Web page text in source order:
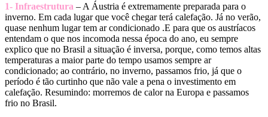
1- Infraestrutura – A Áustria é extremamente preparada para o
inverno. Em cada lugar que você chegar terá calefação. Já no verão,
quase nenhum lugar tem ar condicionado .E para que os austríacos
entendam o que nos incomoda nessa época do ano, eu sempre
explico que no Brasil a situação é inversa, porque, como temos altas
temperaturas a maior parte do tempo usamos sempre ar
condicionado; ao contrário, no inverno, passamos frio, já que o
período é tão curtinho que não vale a pena o investimento em
calefação. Resumindo: morremos de calor na Europa e passamos
frio no Brasil.